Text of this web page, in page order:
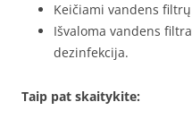
Keičiami vandens
Išvaloma vandens
dezinfekcija.
Taip pat skaitykite: